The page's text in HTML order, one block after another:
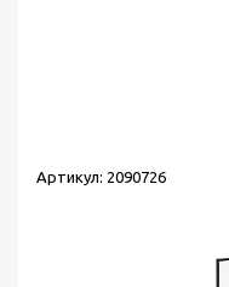
Артикул: 2090726